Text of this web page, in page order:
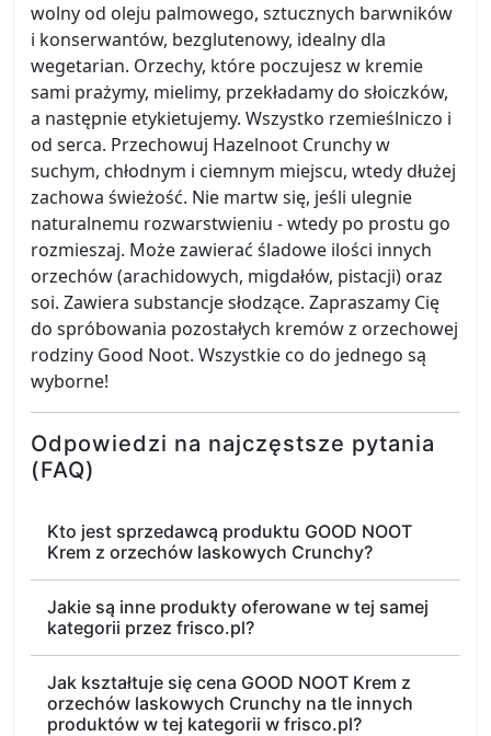
wolny od oleju palmowego, sztucznych barwników
i konserwantów, bezglutenowy, idealny dla
wegetarian. Orzechy, które poczujesz w kremie
sami prażymy, mielimy, przekładamy do słoiczków,
a następnie etykietujemy. Wszystko rzemieślniczo i
od serca. Przechowuj Hazelnoot Crunchy w
suchym, chłodnym i ciemnym miejscu, wtedy dłużej
zachowa świeżość. Nie martw się, jeśli ulegnie
naturalnemu rozwarstwieniu - wtedy po prostu go
rozmieszaj. Może zawierać śladowe ilości innych
orzechów (arachidowych, migdałów, pistacji) oraz
soi. Zawiera substancje słodzące. Zapraszamy Cię
do spróbowania pozostałych kremów z orzechowej
rodziny Good Noot. Wszystkie co do jednego są
wyborne!
Odpowiedzi na najczęstsze pytania
(FAQ)
Kto jest sprzedawcą produktu GOOD NOOT
Krem z orzechów laskowych Crunchy?
Jakie są inne produkty oferowane w tej samej
kategorii przez frisco.pl?
Jak kształtuje się cena GOOD NOOT Krem z
orzechów laskowych Crunchy na tle innych
produktów w tej kategorii w frisco.pl?